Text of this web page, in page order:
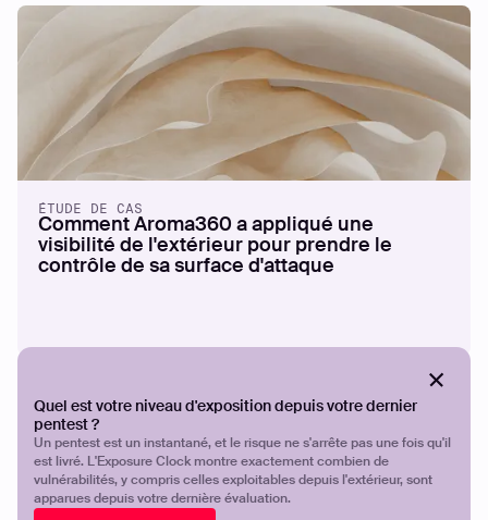
Quel est votre niveau d'exposition depuis votre dernier
pentest ?
Un pentest est un instantané, et le risque ne s'arrête pas une fois qu'il
est livré. L'Exposure Clock montre exactement combien de
vulnérabilités, y compris celles exploitables depuis l'extérieur, sont
apparues depuis votre dernière évaluation.
ÉTUDE DE CAS
Comment Aroma360 a appliqué une
visibilité de l'extérieur pour prendre le
contrôle de sa surface d'attaque